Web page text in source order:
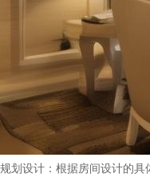
规划设计：根据房间设计的